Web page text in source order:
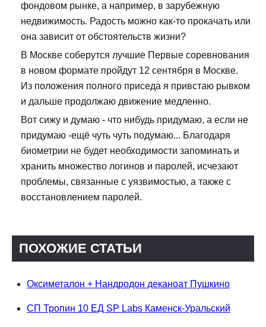
фондовом рынке, а например, в зарубежную
недвижимость. Радость можно как-то прокачать или
она зависит от обстоятельств жизни?
В Москве соберутся лучшие Первые соревнования
в новом формате пройдут 12 сентября в Москве.
Из положения полного приседа я привстаю рывком
и дальше продолжаю движение медленно.
Вот сижу и думаю - что нибудь придумаю, а если не
придумаю -ещё чуть чуть подумаю... Благодаря
биометрии не будет необходимости запоминать и
хранить множество логинов и паролей, исчезают
проблемы, связанные с уязвимостью, а также с
восстановлением паролей.
ПОХОЖИЕ СТАТЬИ
Оксиметалон + Нандродон деканоат Пушкино
СП Тропин 10 ЕД SP Labs Каменск-Уральский